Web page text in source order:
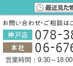
営業時間：9:30～18:00